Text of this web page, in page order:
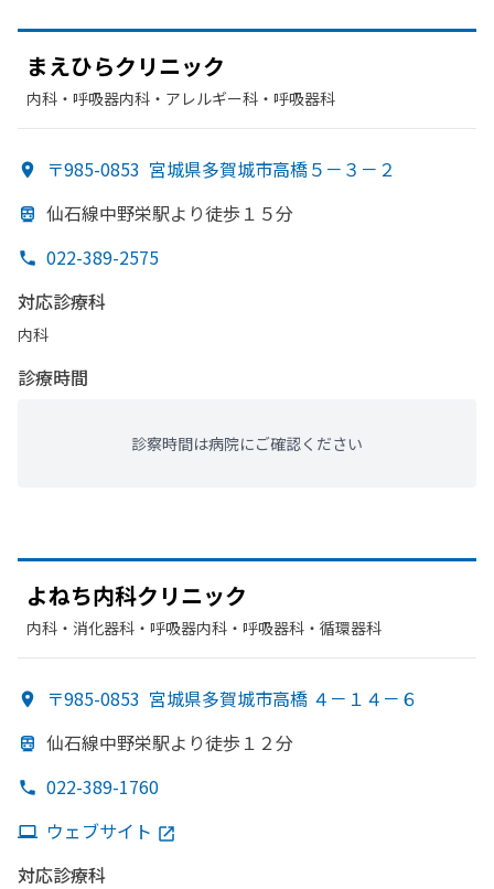
まえひらクリニック
内科・​呼吸器内科・​アレルギー科・​呼吸器科
〒985-0853 宮城県多賀城市高橋５－３－２
仙石線中野栄駅より徒歩１５分
022-389-2575
対応診療科
内科
診療時間
診察時間は病院にご確認ください
よねち内科クリニック
内科・​消化器科・​呼吸器内科・​呼吸器科・​循環器科
〒985-0853 宮城県多賀城市高橋 ４－１４－６
仙石線中野栄駅より徒歩１２分
022-389-1760
ウェブサイト
対応診療科